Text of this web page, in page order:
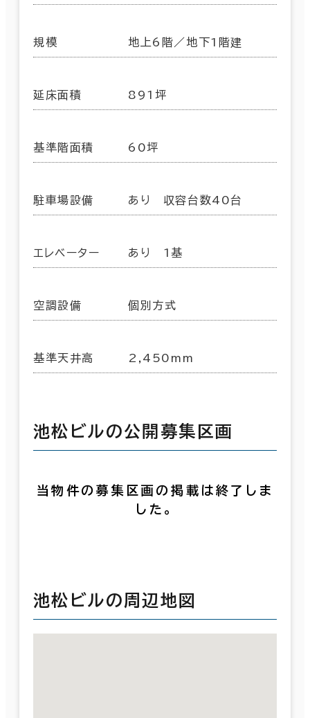
規模 地上6階／地下1階建
延床面積 891坪
基準階面積 60坪
駐車場設備 あり 収容台数40台
エレベーター あり 1基
空調設備 個別方式
基準天井高 2,450mm
池松ビルの公開募集区画
当物件の募集区画の掲載は終了しま
した。
池松ビルの周辺地図